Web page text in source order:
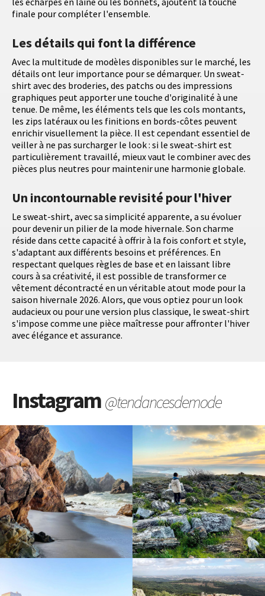
finale pour compléter l'ensemble.
Les détails qui font la différence
Avec la multitude de modèles disponibles sur le marché, les
détails ont leur importance pour se démarquer. Un sweat-
shirt avec des broderies, des patchs ou des impressions
graphiques peut apporter une touche d'originalité à une
tenue. De même, les éléments tels que les cols montants,
les zips latéraux ou les finitions en bords-côtes peuvent
enrichir visuellement la pièce. Il est cependant essentiel de
veiller à ne pas surcharger le look : si le sweat-shirt est
particulièrement travaillé, mieux vaut le combiner avec des
pièces plus neutres pour maintenir une harmonie globale.
Un incontournable revisité pour l'hiver
Le sweat-shirt, avec sa simplicité apparente, a su évoluer
pour devenir un pilier de la mode hivernale. Son charme
réside dans cette capacité à offrir à la fois confort et style,
s'adaptant aux différents besoins et préférences. En
respectant quelques règles de base et en laissant libre
cours à sa créativité, il est possible de transformer ce
vêtement décontracté en un véritable atout mode pour la
saison hivernale 2026. Alors, que vous optiez pour un look
audacieux ou pour une version plus classique, le sweat-shirt
s'impose comme une pièce maîtresse pour affronter l'hiver
avec élégance et assurance.
Instagram@tendancesdemode